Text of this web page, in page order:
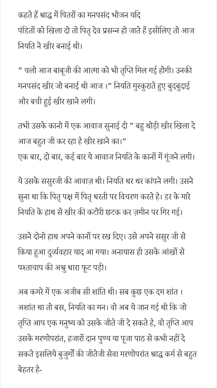
कहते हैं श्राद्ध में पितरों का मनपसंद भोजन यदि
पंडितों को खिला दो तो पितृ देव प्रसन्न हो जाते हैं इसीलिए तो आज
नियति ने खीर बनाई थी।
” चलो आज बाबूजी की आत्मा को भी तृप्ति मिल गई होगी। उनकी
मनपसंद खीर जो बनाई थी आज ।” नियति मुस्कुराते हुए बुदबुदाई
और बची हुई खीर खाने लगी।
तभी उसके कानो में एक आवाज सुनाई दी ” बहु थोड़ी खीर खिला दे
आज बहुत जी कर रहा है खीर खाने का।”
एक बार, दो बार, कई बार ये आवाज नियति के कानों में गूंजने लगी।
ये उसके ससुरजी की आवाज़ थी। नियति थर थर कांपने लगी। उसने
सुना था कि पितृ पक्ष में पितृ धरती पर विचरण करते है। डर के मारे
नियति के हाथ से खीर की कटोरी छटक कर ज़मीन पर गिर गई।
उसने दोनो हाथ अपने कानों पर रख दिए। उसे अपने ससुर जी से
किया हुआ दुर्व्यवहार याद आ गया। अनायास ही उसके आंखों से
पश्ताचाप की अश्रु धारा फूट पड़ी।
अब कमरे में एक अजीब सी शांति थी। सब कुछ एक दम शांत ।
अशांत था तो बस, नियति का मन। वो अब ये जान गई थी कि जो
तृप्ति आप एक मनुष्य को उसके जीते जी दे सकते है, वो तृप्ति आप
उसके मरणोपरांत, हजारों दान पुण्य या पूजा पाठ से कभी नहीं दे
सकते इसलिये बुजुर्गों की जीतेजी सेवा मरणोपरांत श्राद्ध कर्म से बहुत
बेहतर है-